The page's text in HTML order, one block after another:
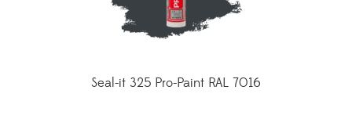
Seal-it 325 Pro-Paint RAL 7016